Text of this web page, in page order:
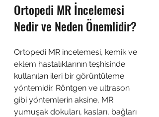
Ortopedi MR İncelemesi
Nedir ve Neden Önemlidir?
Ortopedi MR incelemesi, kemik ve
eklem hastalıklarının teşhisinde
kullanılan ileri bir görüntüleme
yöntemidir. Röntgen ve ultrason
gibi yöntemlerin aksine, MR
yumuşak dokuları, kasları, bağları